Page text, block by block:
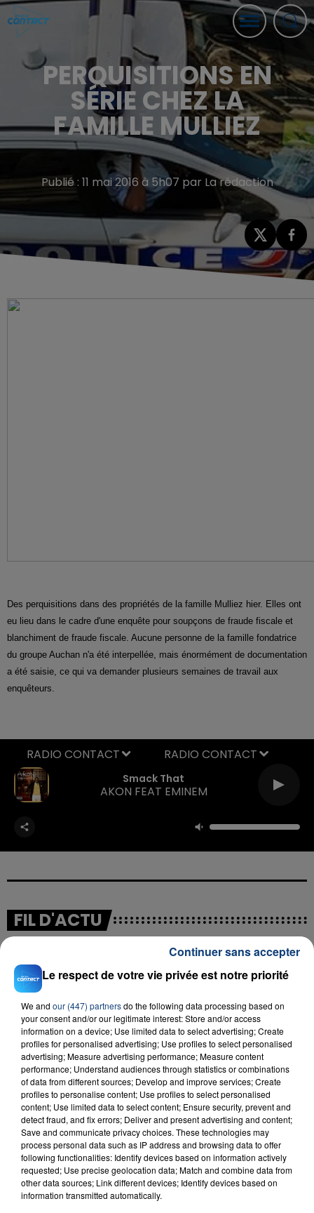
PERQUISITIONS EN
SÉRIE CHEZ LA
FAMILLE MULLIEZ
Publié : 11 mai 2016 à 5h07 par La rédaction
Des perquisitions dans des propriétés de la famille Mulliez hier. Elles ont
eu lieu dans le cadre d'une enquête pour soupçons de fraude fiscale et
blanchiment de fraude fiscale. Aucune personne de la famille fondatrice
du groupe Auchan n'a été interpellée, mais énormément de documentation
a été saisie, ce qui va demander plusieurs semaines de travail aux
enquêteurs.
Smack That
AKON FEAT EMINEM
RADIO CONTACT
FIL D'ACTU
23 juillet 2026
INCENDIE MORTEL À LENS : UNE FEMME ET
SON BÉBÉ ENTRE LA VIE ET LA...
Un homme s'est immolé par le feu après avoir
aspergé sa compagne et leur bébé de trois mois
d'un liquide inflammable.
Le respect de votre vie privée est notre priorité
We and our (447) partnersdo the following data processing based on
your consent and/or our legitimate interest: Store and/or access
information on a device; Use limited data to select advertising; Create
profiles for personalised advertising; Use profiles to select personalised
advertising; Measure advertising performance; Measure content
performance; Understand audiences through statistics or combinations
of data from different sources; Develop and improve services; Create
profiles to personalise content; Use profiles to select personalised
content; Use limited data to select content; Ensure security, prevent and
detect fraud, and fix errors; Deliver and present advertising and content;
Save and communicate privacy choices. These technologies may
process personal data such as IP address and browsing data to offer
following functionalities: Identify devices based on information actively
requested; Use precise geolocation data; Match and combine data from
other data sources; Link different devices; Identify devices based on
information transmitted automatically.
Continuer sans accepter